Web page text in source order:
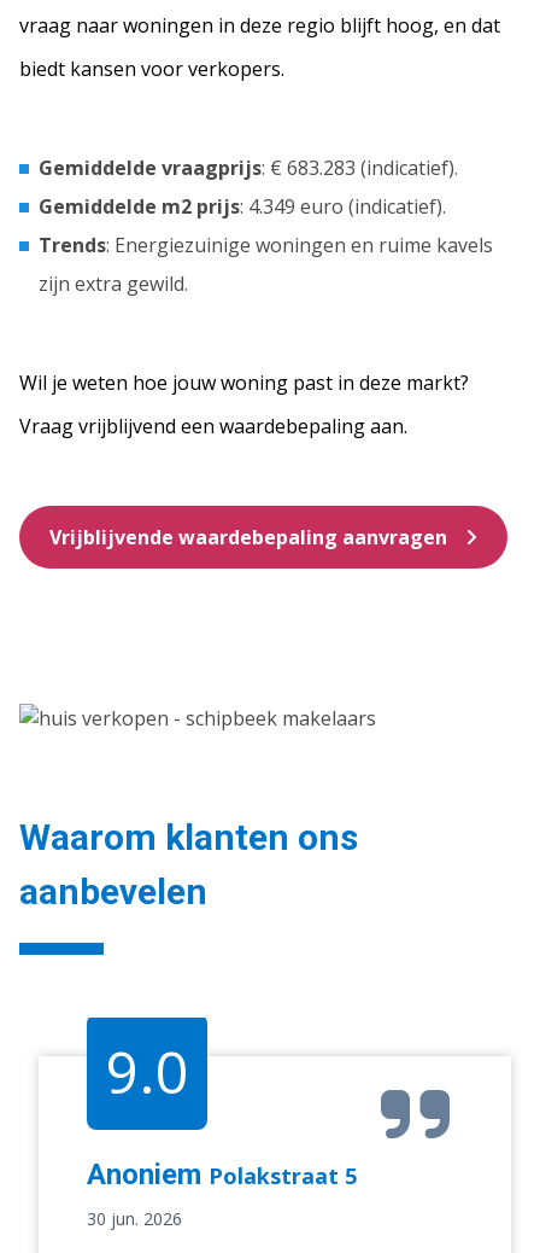
vraag naar woningen in deze regio blijft hoog, en dat
biedt kansen voor verkopers.
Gemiddelde vraagprijs: € 683.283 (indicatief).
Gemiddelde m2 prijs: 4.349 euro (indicatief).
Trends: Energiezuinige woningen en ruime kavels
zijn extra gewild.
Wil je weten hoe jouw woning past in deze markt?
Vraag vrijblijvend een waardebepaling aan.
Vrijblijvende waardebepaling aanvragen
Waarom klanten ons
aanbevelen
9.0
Anoniem Polakstraat 5
30 jun. 2026